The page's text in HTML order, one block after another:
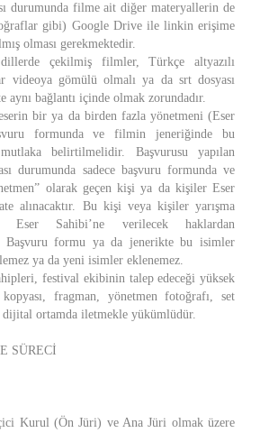
durumunda filme ait diğer materyallerin de
gibi) Google Drive ile linkin erişime
olması gerekmektedir.
dillerde çekilmiş filmler, Türkçe altyazılı
videoya gömülü olmalı ya da srt dosyası
bağlantı içinde olmak zorundadır.
bir ya da birden fazla yönetmeni (Eser
formunda ve filmin jeneriğinde bu
belirtilmelidir. Başvurusu yapılan
durumunda sadece başvuru formunda ve
olarak geçen kişi ya da kişiler Eser
alınacaktır. Bu kişi veya kişiler yarışma
Eser Sahibi’ne verilecek haklardan
Başvuru formu ya da jenerikte bu isimler
ya da yeni isimler eklenemez.
festival ekibinin talep edeceği yüksek
fragman, yönetmen fotoğrafı, set
ortamda iletmekle yükümlüdür.
SÜRECİ
Kurul (Ön Jüri) ve Ana Jüri olmak üzere